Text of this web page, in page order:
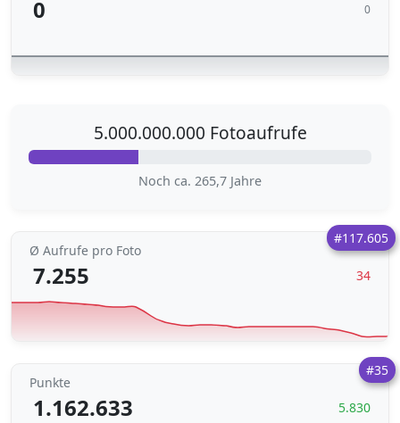
0 0
5.000.000.000 Fotoaufrufe
Noch ca. 265,7 Jahre
#117.605
Ø Aufrufe pro Foto
7.255 34
#35
Punkte
1.162.633 5.830